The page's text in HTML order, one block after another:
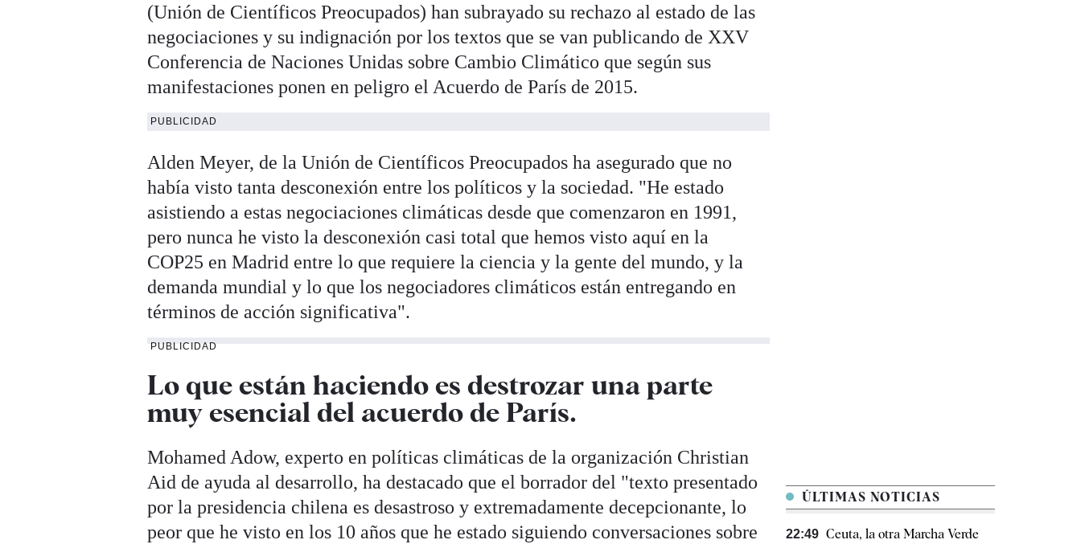
(Unión de Científicos Preocupados) han subrayado su rechazo al estado de las
negociaciones y su indignación por los textos que se van publicando de XXV
Conferencia de Naciones Unidas sobre Cambio Climático que según sus
manifestaciones ponen en peligro el Acuerdo de París de 2015.
PUBLICIDAD
Alden Meyer, de la Unión de Científicos Preocupados ha asegurado que no
había visto tanta desconexión entre los políticos y la sociedad. "He estado
asistiendo a estas negociaciones climáticas desde que comenzaron en 1991,
pero nunca he visto la desconexión casi total que hemos visto aquí en la
COP25 en Madrid entre lo que requiere la ciencia y la gente del mundo, y la
demanda mundial y lo que los negociadores climáticos están entregando en
términos de acción significativa".
PUBLICIDAD
Lo que están haciendo es destrozar una parte
muy esencial del acuerdo de París.
Mohamed Adow, experto en políticas climáticas de la organización Christian
Aid de ayuda al desarrollo, ha destacado que el borrador del "texto presentado
por la presidencia chilena es desastroso y extremadamente decepcionante, lo
peor que he visto en los 10 años que he estado siguiendo conversaciones sobre
ÚLTIMAS NOTICIAS
22:49 Ceuta, la otra Marcha Verde